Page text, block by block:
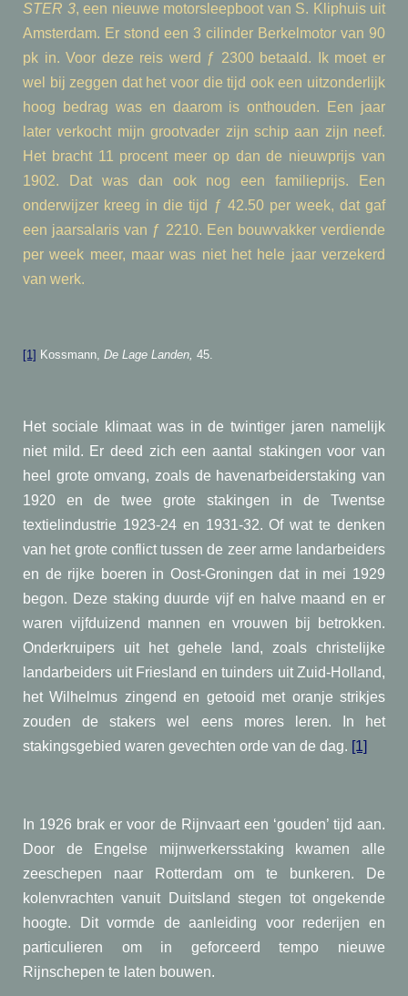
STER 3, een nieuwe motorsleepboot van S. Kliphuis uit
Amsterdam. Er stond een 3 cilinder Berkelmotor van 90
pk in. Voor deze reis werd ƒ 2300 betaald. Ik moet er
wel bij zeggen dat het voor die tijd ook een uitzonderlijk
hoog bedrag was en daarom is onthouden. Een jaar
later verkocht mijn grootvader zijn schip aan zijn neef.
Het bracht 11 procent meer op dan de nieuwprijs van
1902. Dat was dan ook nog een familieprijs. Een
onderwijzer kreeg in die tijd ƒ 42.50 per week, dat gaf
een jaarsalaris van ƒ 2210. Een bouwvakker verdiende
per week meer, maar was niet het hele jaar verzekerd
van werk.
[1] Kossmann, De Lage Landen, 45.
Het sociale klimaat was in de twintiger jaren namelijk
niet mild. Er deed zich een aantal stakingen voor van
heel grote omvang, zoals de havenarbeiderstaking van
1920 en de twee grote stakingen in de Twentse
textielindustrie 1923-24 en 1931-32. Of wat te denken
van het grote conflict tussen de zeer arme landarbeiders
en de rijke boeren in Oost-Groningen dat in mei 1929
begon. Deze staking duurde vijf en halve maand en er
waren vijfduizend mannen en vrouwen bij betrokken.
Onderkruipers uit het gehele land, zoals christelijke
landarbeiders uit Friesland en tuinders uit Zuid-Holland,
het Wilhelmus zingend en getooid met oranje strikjes
zouden de stakers wel eens mores leren. In het
stakingsgebied waren gevechten orde van de dag. [1]
In 1926 brak er voor de Rijnvaart een ‘gouden’ tijd aan.
Door de Engelse mijnwerkersstaking kwamen alle
zeeschepen naar Rotterdam om te bunkeren. De
kolenvrachten vanuit Duitsland stegen tot ongekende
hoogte. Dit vormde de aanleiding voor rederijen en
particulieren om in geforceerd tempo nieuwe
Rijnschepen te laten bouwen.